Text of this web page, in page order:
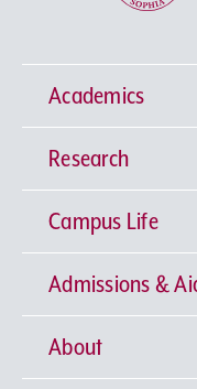
Academics
学部
神学部
文学部
総合人間科学
興味から学科
上智大学の全
基盤教育セ
上智大学の語
Research
研究所 等
キリスト教
中世思想研究
Sophia Open
産官学連携
Campus Life
学期区分と授
課外活動
Admissions &
上智大学で取
About